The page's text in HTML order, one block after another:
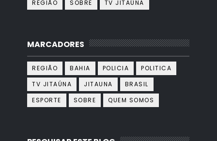
REGIÃO
SOBRE TV JITAÚNA
MARCADORES
REGIÃO BAHIA POLICIA
POLITICA
TV JITAÚNA
JITAUNA
BRASIL
ESPORTE
SOBRE QUEM SOMOS